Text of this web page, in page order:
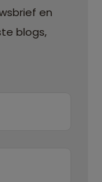
en
blogs,